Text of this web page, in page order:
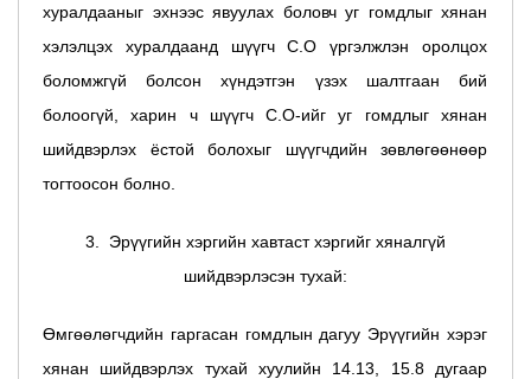
хуралдааныг эхнээс явуулах боловч уг гомдлыг хянан
хэлэлцэх хуралдаанд шүүгч С.О үргэлжлэн оролцох
боломжгүй болсон хүндэтгэн үзэх шалтгаан бий
болоогүй, харин ч шүүгч С.О-ийг уг гомдлыг хянан
шийдвэрлэх ёстой болохыг шүүгчдийн зөвлөгөөнөөр
тогтоосон болно.
3. Эрүүгийн хэргийн хавтаст хэргийг хяналгүй
шийдвэрлэсэн тухай:
Өмгөөлөгчдийн гаргасан гомдлын дагуу Эрүүгийн хэрэг
хянан шийдвэрлэх тухай хуулийн 14.13, 15.8 дугаар